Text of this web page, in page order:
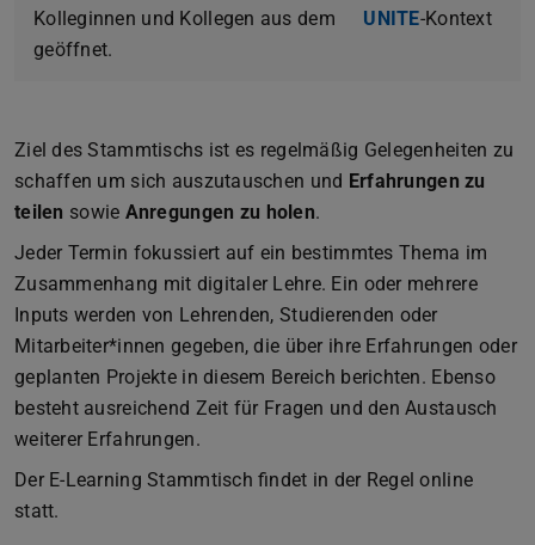
Kolleginnen und Kollegen aus dem
UNITE-Kontext
geöffnet.
Ziel des Stammtischs ist es regelmäßig Gelegenheiten zu
schaffen um sich auszutauschen und Erfahrungen zu
teilen sowie Anregungen zu holen.
Jeder Termin fokussiert auf ein bestimmtes Thema im
Zusammenhang mit digitaler Lehre. Ein oder mehrere
Inputs werden von Lehrenden, Studierenden oder
Mitarbeiter*innen gegeben, die über ihre Erfahrungen oder
geplanten Projekte in diesem Bereich berichten. Ebenso
besteht ausreichend Zeit für Fragen und den Austausch
weiterer Erfahrungen.
Der E-Learning Stammtisch findet in der Regel online
statt.